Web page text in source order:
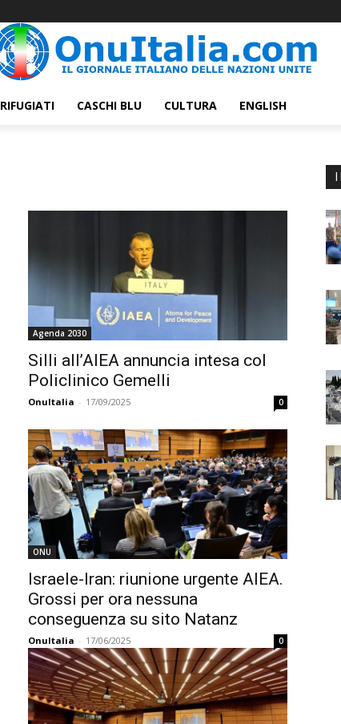
RIFUGIATI CASCHI BLU CULTURA ENGLISH
Agenda 2030
Silli all’AIEA annuncia intesa col
Policlinico Gemelli
OnuItalia - 17/09/2025 0
ONU
Israele-Iran: riunione urgente AIEA.
Grossi per ora nessuna
conseguenza su sito Natanz
OnuItalia - 17/06/2025 0